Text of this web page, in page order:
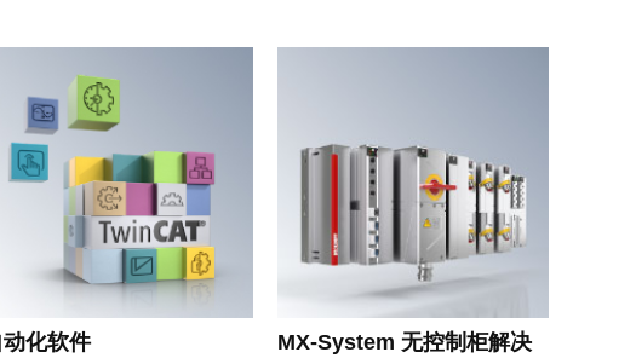
动化软件
MX-System 无控制柜解决